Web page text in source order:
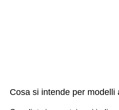
Cosa si intende per